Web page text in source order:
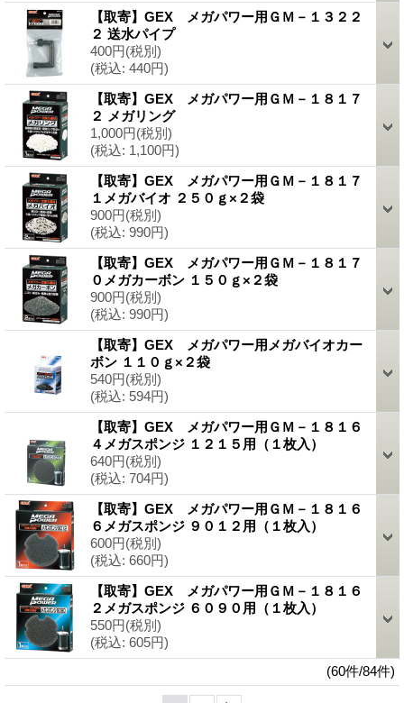
【取寄】GEX メガパワー用ＧＭ－１３２２
２ 送水パイプ
400円(税別)
(税込: 440円)
【取寄】GEX メガパワー用ＧＭ－１８１７
２ メガリング
1,000円(税別)
(税込: 1,100円)
【取寄】GEX メガパワー用ＧＭ－１８１７
１メガバイオ ２５０ｇ×２袋
900円(税別)
(税込: 990円)
【取寄】GEX メガパワー用ＧＭ－１８１７
０メガカーボン １５０ｇ×２袋
900円(税別)
(税込: 990円)
【取寄】GEX メガパワー用メガバイオカー
ボン １１０ｇ×２袋
540円(税別)
(税込: 594円)
【取寄】GEX メガパワー用ＧＭ－１８１６
４メガスポンジ １２１５用（１枚入）
640円(税別)
(税込: 704円)
【取寄】GEX メガパワー用ＧＭ－１８１６
６メガスポンジ ９０１２用（１枚入）
600円(税別)
(税込: 660円)
【取寄】GEX メガパワー用ＧＭ－１８１６
２メガスポンジ ６０９０用（１枚入）
550円(税別)
(税込: 605円)
(60件/84件)